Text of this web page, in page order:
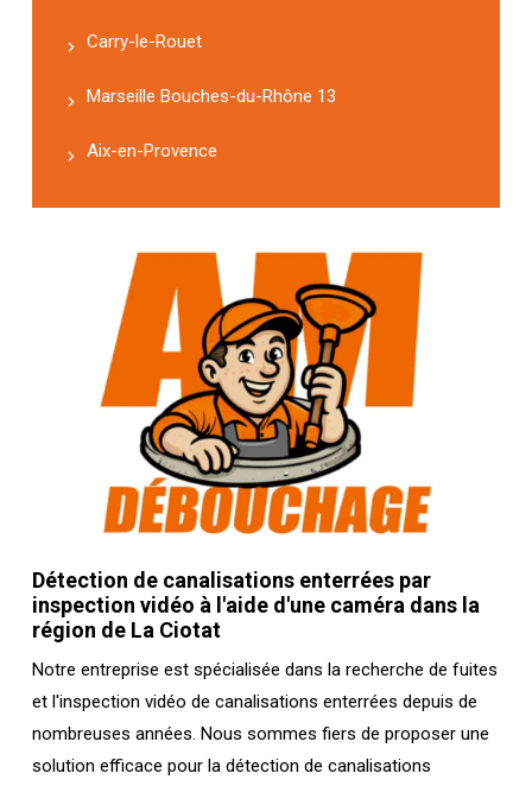
Carry-le-Rouet
Marseille Bouches-du-Rhône 13
Aix-en-Provence
Détection de canalisations enterrées par
inspection vidéo à l'aide d'une caméra dans la
région de La Ciotat
Notre entreprise est spécialisée dans la recherche de fuites
et l'inspection vidéo de canalisations enterrées depuis de
nombreuses années. Nous sommes fiers de proposer une
solution efficace pour la détection de canalisations